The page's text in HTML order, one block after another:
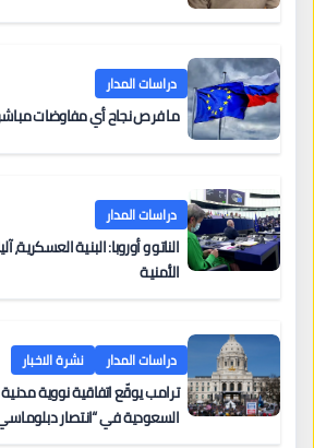
دراسات المدار
ما فرص نجاح أي مفاوضات
دراسات المدار
الناتو و أوروبا: البنية العسكرية،
الأمنية
دراسات المدار نشرة الاخبار
ترامب يوقّع اتفاقية نووية
السعودية في “انتصار